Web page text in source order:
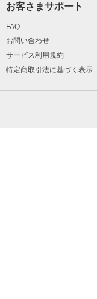
お客さまサポート
FAQ
お問い合わせ
サービス利用規約
特定商取引法に基づく表示